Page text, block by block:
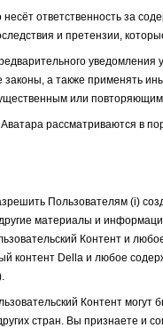
ответственность за
и претензии,
а также применять
или
рассматриваются в
Пользователям (i)
материалы и
Контент и
контент Della и любое
Контент
стран. Вы признаете и